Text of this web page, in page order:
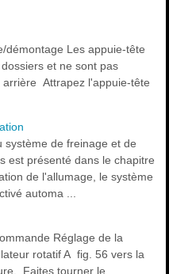
démontage Les appuie-tête
et ne sont pas
Attrapez l'appuie-tête
système de freinage et de
est présenté dans le chapitre
de l'allumage, le système
automa ...
Réglage de la
rotatif A fig. 56 vers la
Faites tourner le